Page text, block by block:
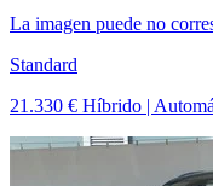
La imagen puede no
Standard
21.330 € Híbrido |